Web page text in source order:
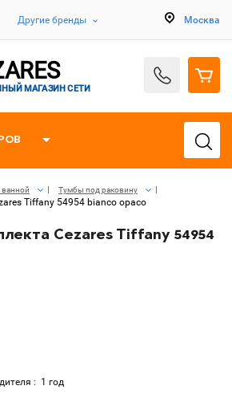
Другие бренды Москва
МАГАЗИН СЕТИ
Тумбы под раковину
Tiffany 54954 bianco opaco
Cezares Tiffany 54954
: 1 год